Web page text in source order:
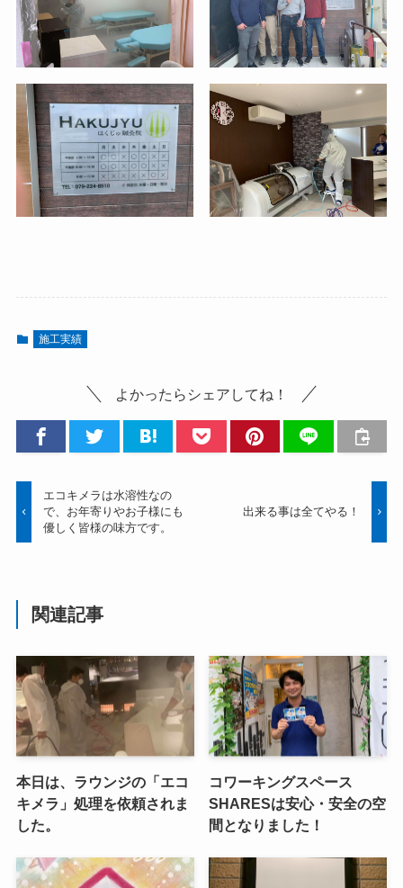
施工実績
よかったらシェアしてね！
エコキメラは水溶性なの
で、お年寄りやお子様にも
優しく皆様の味方です。
出来る事は全てやる！
関連記事
本日は、ラウンジの「エコ
キメラ」処理を依頼されま
した。
コワーキングスペース
SHARESは安心・安全の空
間となりました！